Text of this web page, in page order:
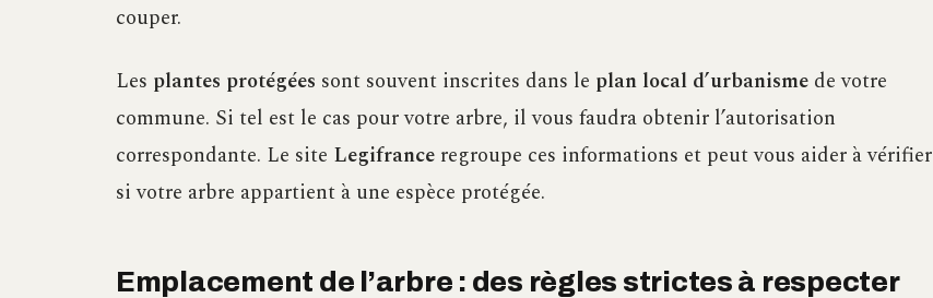
couper.
Les plantes protégées sont souvent inscrites dans le plan local d’urbanisme de votre
commune. Si tel est le cas pour votre arbre, il vous faudra obtenir l’autorisation
correspondante. Le site Legifrance regroupe ces informations et peut vous aider à vérifier
si votre arbre appartient à une espèce protégée.
Emplacement de l’arbre : des règles strictes à respecter